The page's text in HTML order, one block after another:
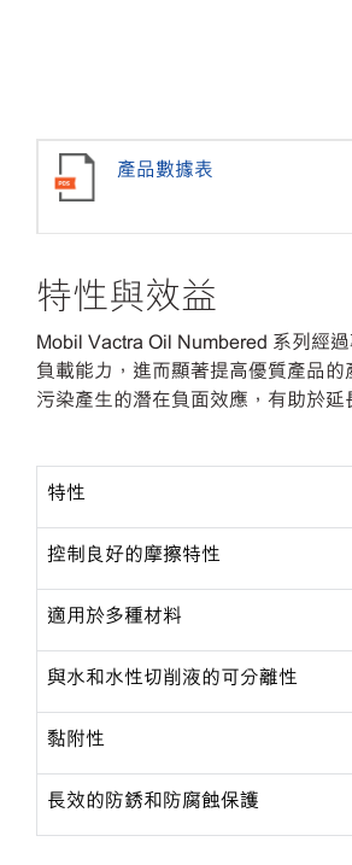
產品數據表
特性與效益
Mobil Vactra Oil Numbered 系列經
負載能力，進而顯著提高優質產品
污染產生的潛在負面效應，有助於
特性
控制良好的摩擦特性
適用於多種材料
與水和水性切削液的可分離性
黏附性
長效的防銹和防腐蝕保護